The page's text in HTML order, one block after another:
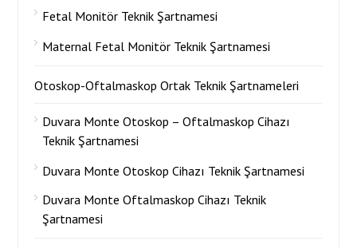
Fetal Monitör Teknik Şartnamesi
Maternal Fetal Monitör Teknik Şartnamesi
Otoskop-Oftalmaskop Ortak Teknik Şartnameleri
Duvara Monte Otoskop – Oftalmaskop Cihazı
Teknik Şartnamesi
Duvara Monte Otoskop Cihazı Teknik Şartnamesi
Duvara Monte Oftalmaskop Cihazı Teknik
Şartnamesi